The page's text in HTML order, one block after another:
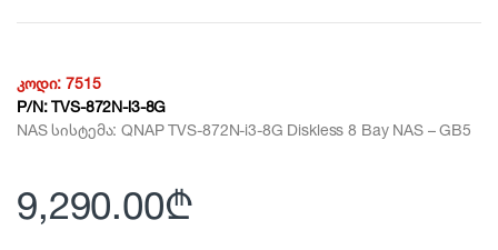
კოდი:7515
P/N:TVS-872N-i3-8G
NAS სისტემა: QNAP TVS-872N-i3-8G Diskless 8 Bay NAS – GB5
9,290.00₾